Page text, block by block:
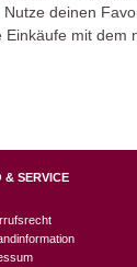
deinen
mit
& SERVICE